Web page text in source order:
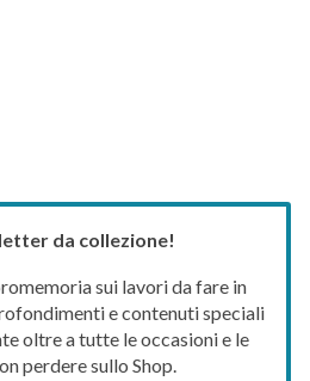
da collezione!
sui lavori da fare in
e contenuti speciali
oltre a tutte le occasioni e le
perdere sullo Shop.